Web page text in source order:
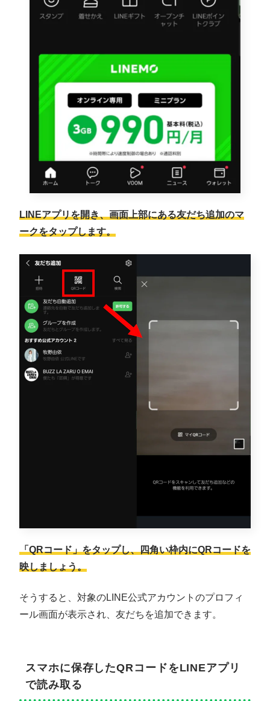
LINEアプリを開き、画面上部にある友だち追加のマ
ークをタップします。
「QRコード」をタップし、四角い枠内にQRコードを
映しましょう。
そうすると、対象のLINE公式アカウントのプロフィ
ール画面が表示され、友だちを追加できます。
スマホに保存したQRコードをLINEアプリ
で読み取る